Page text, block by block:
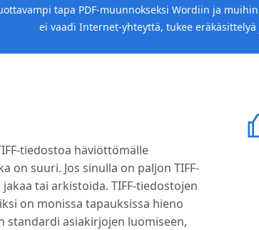
tapa PDF-muunnokseksi Wordiin ja
ei vaadi Internet-yhteyttä, tukee
tiedostoa häviöttömälle
on suuri. Jos sinulla on paljon TIFF-
tai arkistoida. TIFF-tiedostojen
on monissa tapauksissa hieno
standardi asiakirjojen luomiseen,